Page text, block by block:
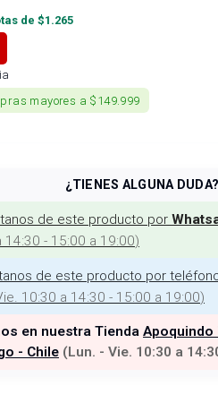
de $1.265
mayores a $149.999
¿TIENES ALGUNA DUDA?
de este producto por
14:30 - 15:00 a 19:00)
de este producto por
10:30 a 14:30 - 15:00 a 19:00)
en nuestra Tienda Apoquindo
- Chile (Lun. - Vie. 10:30 a